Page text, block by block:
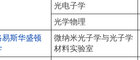
光电子学
光学物理
易斯华盛顿
微纳米光子学与光子学
材料实验室